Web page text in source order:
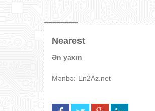
Nearest
Ən yaxın
Mənbə: En2Az.net